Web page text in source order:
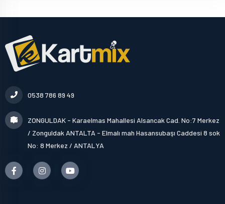
0538 786 89 49
ZONGULDAK - Karaelmas Mahallesi Alsancak Cad. No:7 Merkez
/ Zonguldak ANTALTA - Elmalı mah Hasansubaşı Caddesi 8 sok
No: 8 Merkez / ANTALYA